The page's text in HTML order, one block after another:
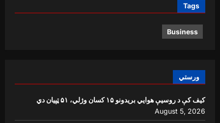
Tags
Business
ورستي
کیف کې د روسیې هوايي بریدونو ۱۵ کسان وژلي، ۵۱ ټپیان دي
August 5, 2026